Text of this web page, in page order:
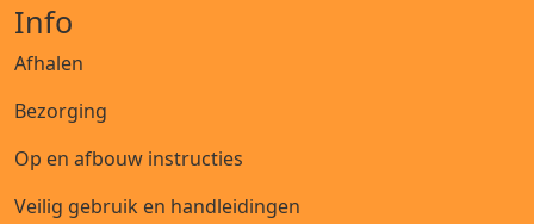
Info
Afhalen
Bezorging
Op en afbouw instructies
Veilig gebruik en handleidingen